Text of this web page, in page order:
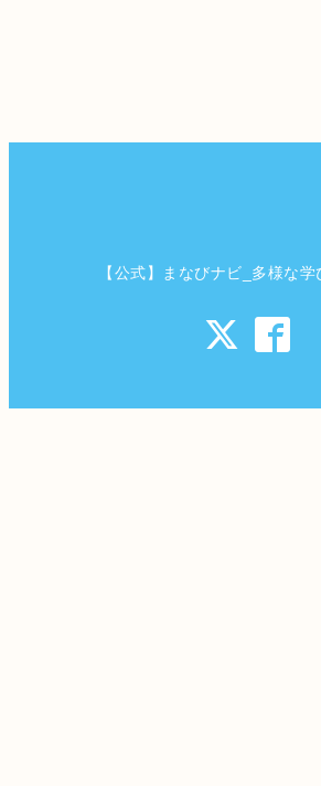
【公式】まなびナビ_多様な